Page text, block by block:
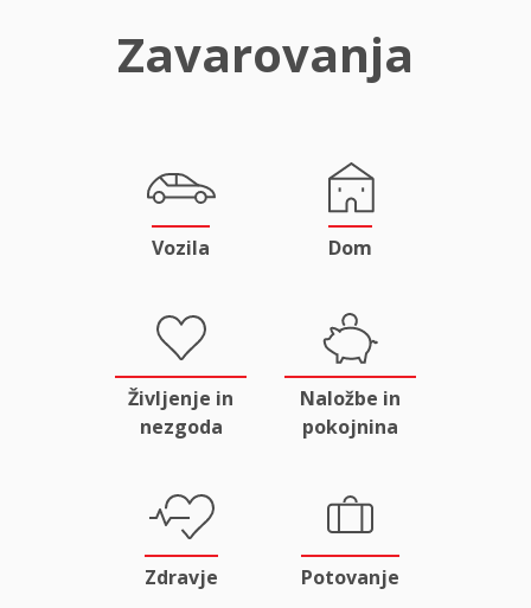
Zavarovanja
Vozila Dom
Življenje in
nezgoda
Naložbe in
pokojnina
Zdravje Potovanje